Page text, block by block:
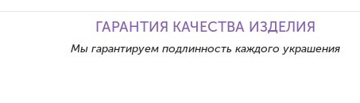
ГАРАНТИЯ КАЧЕСТВА ИЗДЕЛИЯ
Мы гарантируем подлинность каждого украшения